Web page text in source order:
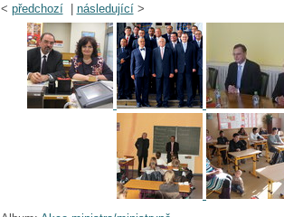
< předchozí| následující>